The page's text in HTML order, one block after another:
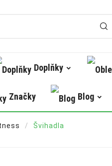
Doplňky
Značky Blog
Švihadla